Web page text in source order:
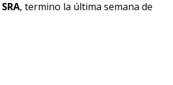
, termino la última semana de